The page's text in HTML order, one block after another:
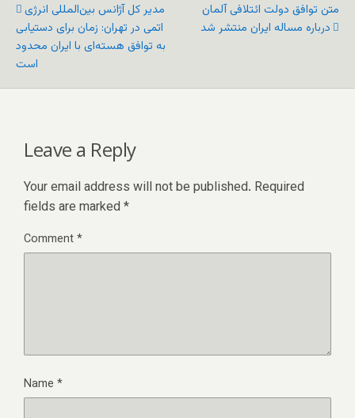
مدیر کل آژانس بین‌المللی انرژی
اتمی در تهران: زمان برای دستیابی
به توافق هسته‌ای با ایران محدود
است
متن توافق دولت ائتلافی آلمان
درباره مساله ایران منتشر شد
Leave a Reply
Your email address will not be published. Required
fields are marked *
Comment*
Name *